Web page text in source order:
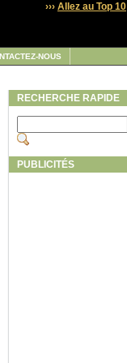
››› Allez au Top 10
NOUS
RECHERCHE RAPIDE
PUBLICITÉS